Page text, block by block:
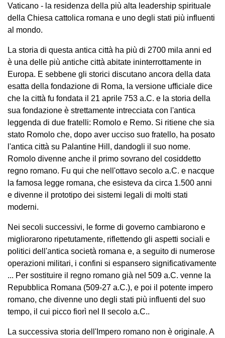
Vaticano - la residenza della più alta leadership spirituale
della Chiesa cattolica romana e uno degli stati più influenti
al mondo.
La storia di questa antica città ha più di 2700 mila anni ed
è una delle più antiche città abitate ininterrottamente in
Europa. E sebbene gli storici discutano ancora della data
esatta della fondazione di Roma, la versione ufficiale dice
che la città fu fondata il 21 aprile 753 a.C. e la storia della
sua fondazione è strettamente intrecciata con l'antica
leggenda di due fratelli: Romolo e Remo. Si ritiene che sia
stato Romolo che, dopo aver ucciso suo fratello, ha posato
l'antica città su Palantine Hill, dandogli il suo nome.
Romolo divenne anche il primo sovrano del cosiddetto
regno romano. Fu qui che nell'ottavo secolo a.C. e nacque
la famosa legge romana, che esisteva da circa 1.500 anni
e divenne il prototipo dei sistemi legali di molti stati
moderni.
Nei secoli successivi, le forme di governo cambiarono e
migliorarono ripetutamente, riflettendo gli aspetti sociali e
politici dell'antica società romana e, a seguito di numerose
operazioni militari, i confini si espansero significativamente
... Per sostituire il regno romano già nel 509 a.C. venne la
Repubblica Romana (509-27 a.C.), e poi il potente impero
romano, che divenne uno degli stati più influenti del suo
tempo, il cui picco fiorì nel II secolo a.C..
La successiva storia dell'Impero romano non è originale. A